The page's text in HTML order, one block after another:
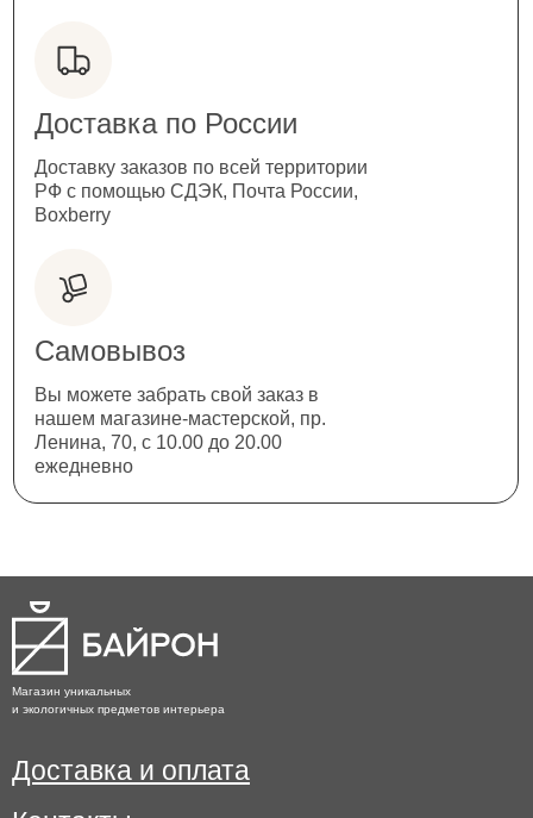
Доставка по России
Доставку заказов по всей территории
РФ с помощью СДЭК, Почта России,
Boxberry
Самовывоз
Вы можете забрать свой заказ в
нашем магазине-мастерской, пр.
Ленина, 70, с 10.00 до 20.00
ежедневно
Магазин уникальных
и экологичных предметов интерьера
Доставка и оплата